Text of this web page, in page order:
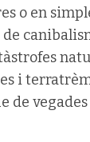
o en
i
de